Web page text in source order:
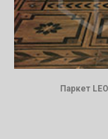
Паркет